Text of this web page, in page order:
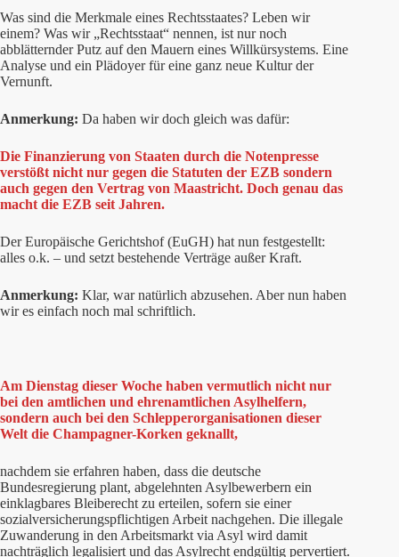
Was sind die Merkmale eines Rechtsstaates? Leben wir
einem? Was wir „Rechtsstaat“ nennen, ist nur noch
abblätternder Putz auf den Mauern eines Willkürsystems. Eine
Analyse und ein Plädoyer für eine ganz neue Kultur der
Vernunft.
Anmerkung: Da haben wir doch gleich was dafür:
Die Finanzierung von Staaten durch die Notenpresse
verstößt nicht nur gegen die Statuten der EZB sondern
auch gegen den Vertrag von Maastricht. Doch genau das
macht die EZB seit Jahren.
Der Europäische Gerichtshof (EuGH) hat nun festgestellt:
alles o.k. – und setzt bestehende Verträge außer Kraft.
Anmerkung: Klar, war natürlich abzusehen. Aber nun haben
wir es einfach noch mal schriftlich.
Am Dienstag dieser Woche haben vermutlich nicht nur
bei den amtlichen und ehrenamtlichen Asylhelfern,
sondern auch bei den Schlepperorganisationen dieser
Welt die Champagner-Korken geknallt,
nachdem sie erfahren haben, dass die deutsche
Bundesregierung plant, abgelehnten Asylbewerbern ein
einklagbares Bleiberecht zu erteilen, sofern sie einer
sozialversicherungspflichtigen Arbeit nachgehen. Die illegale
Zuwanderung in den Arbeitsmarkt via Asyl wird damit
nachträglich legalisiert und das Asylrecht endgültig pervertiert.